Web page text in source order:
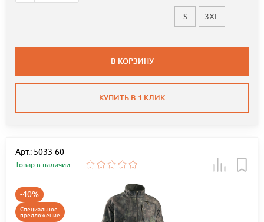
S 3XL
В КОРЗИНУ
КУПИТЬ В 1 КЛИК
Арт.: 5033-60
Товар в наличии
-40%
Специальное
предложение